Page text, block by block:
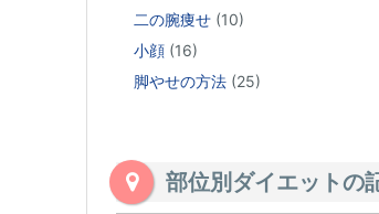
二の腕痩せ (10)
小顔 (16)
脚やせの方法 (25)
部位別ダイエットの